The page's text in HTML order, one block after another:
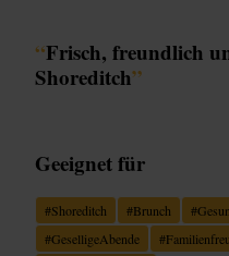
“Frisch, freundlich
Shoreditch”
Geeignet für
#Shoreditch #Brunch #
#GeselligeAbende #